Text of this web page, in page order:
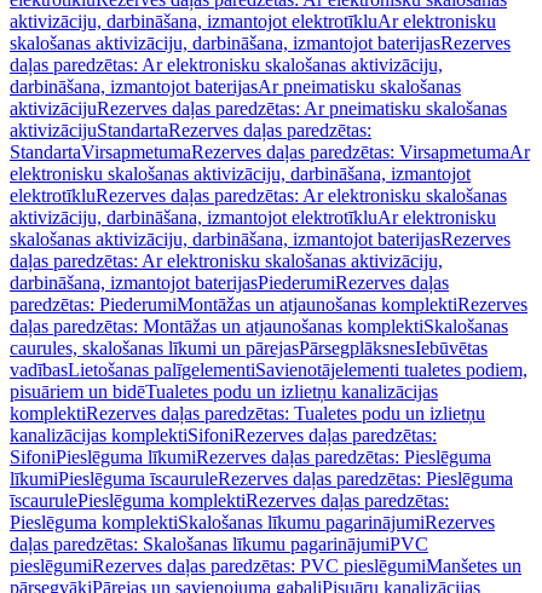
aktivizāciju, darbināšana, izmantojot elektrotīkluAr elektronisku
skalošanas aktivizāciju, darbināšana, izmantojot baterijasRezerves
daļas paredzētas: Ar elektronisku skalošanas aktivizāciju,
darbināšana, izmantojot baterijasAr pneimatisku skalošanas
aktivizācijuRezerves daļas paredzētas: Ar pneimatisku skalošanas
aktivizācijuStandartaRezerves daļas paredzētas:
StandartaVirsapmetumaRezerves daļas paredzētas: VirsapmetumaAr
elektronisku skalošanas aktivizāciju, darbināšana, izmantojot
elektrotīkluRezerves daļas paredzētas: Ar elektronisku skalošanas
aktivizāciju, darbināšana, izmantojot elektrotīkluAr elektronisku
skalošanas aktivizāciju, darbināšana, izmantojot baterijasRezerves
daļas paredzētas: Ar elektronisku skalošanas aktivizāciju,
darbināšana, izmantojot baterijasPiederumiRezerves daļas
paredzētas: PiederumiMontāžas un atjaunošanas komplektiRezerves
daļas paredzētas: Montāžas un atjaunošanas komplektiSkalošanas
caurules, skalošanas līkumi un pārejasPārsegplāksnesIebūvētas
vadībasLietošanas palīgelementiSavienotājelementi tualetes podiem,
pisuāriem un bidēTualetes podu un izlietņu kanalizācijas
komplektiRezerves daļas paredzētas: Tualetes podu un izlietņu
kanalizācijas komplektiSifoniRezerves daļas paredzētas:
SifoniPieslēguma līkumiRezerves daļas paredzētas: Pieslēguma
līkumiPieslēguma īscauruleRezerves daļas paredzētas: Pieslēguma
īscaurulePieslēguma komplektiRezerves daļas paredzētas:
Pieslēguma komplektiSkalošanas līkumu pagarinājumiRezerves
daļas paredzētas: Skalošanas līkumu pagarinājumiPVC
pieslēgumiRezerves daļas paredzētas: PVC pieslēgumiManšetes un
pārsegvākiPārejas un savienojuma gabaliPisuāru kanalizācijas